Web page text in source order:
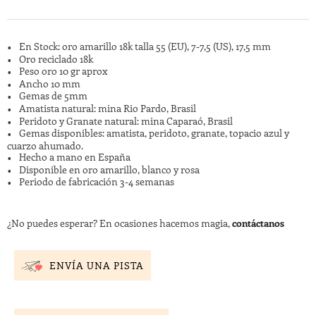
En Stock: oro amarillo 18k talla 55 (EU), 7-7,5 (US), 17,5 mm
Oro reciclado 18k
Peso oro 10 gr aprox
Ancho 10 mm
Gemas de 5mm
Amatista natural: mina Rio Pardo, Brasil
Peridoto y Granate natural: mina Caparaó, Brasil
Gemas disponibles: amatista, peridoto, granate, topacio azul y
cuarzo ahumado.
Hecho a mano en España
Disponible en oro amarillo, blanco y rosa
Periodo de fabricación 3-4 semanas
¿No puedes esperar? En ocasiones hacemos magia,contáctanos
ENVÍA UNA PISTA